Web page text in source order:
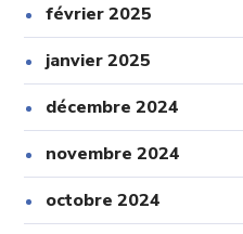
février 2025
janvier 2025
décembre 2024
novembre 2024
octobre 2024